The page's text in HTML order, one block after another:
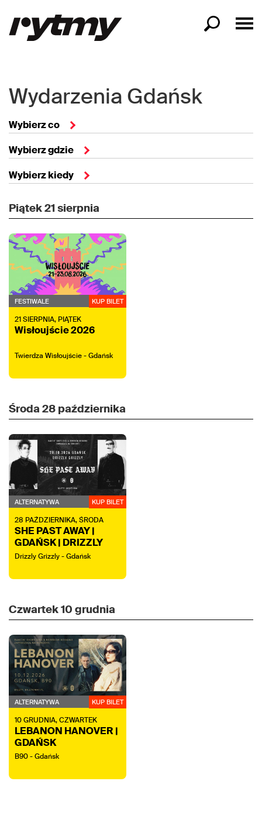
Wydarzenia Gdańsk
Wybierz co
Wybierz gdzie
Wybierz kiedy
Piątek21 sierpnia
FESTIWALE KUP BILET
21SIERPNIA, PIĄTEK
Wisłoujście 2026
Twierdza Wisłoujście - Gdańsk
Środa 28 października
ALTERNATYWA KUP BILET
28 PAŹDZIERNIKA,ŚRODA
SHE PAST AWAY |
GDAŃSK | DRIZZLY
GRIZZLY
Drizzly Grizzly - Gdańsk
Czwartek10 grudnia
ALTERNATYWA KUP BILET
10GRUDNIA,CZWARTEK
LEBANON HANOVER |
GDAŃSK
B90 - Gdańsk